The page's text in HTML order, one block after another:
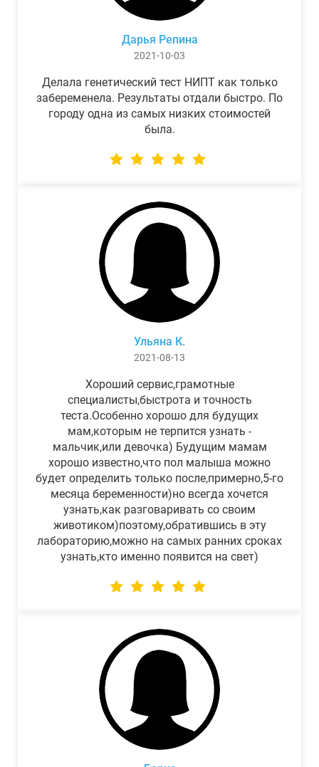
Дарья Репина
2021-10-03
Делала генетический тест НИПТ как только
забеременела. Результаты отдали быстро. По
городу одна из самых низких стоимостей
была.
Ульяна К.
2021-08-13
Хороший сервис,грамотные
специалисты,быстрота и точность
теста.Особенно хорошо для будущих
мам,которым не терпится узнать -
мальчик,или девочка) Будущим мамам
хорошо известно,что пол малыша можно
будет определить только после,примерно,5-го
месяца беременности)но всегда хочется
узнать,как разговаривать со своим
животиком)поэтому,обратившись в эту
лабораторию,можно на самых ранних сроках
узнать,кто именно появится на свет)